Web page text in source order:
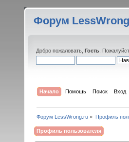
Форум
Добро пожаловать, Гость .
Начало Помощь Поиск Вход
Форум LessWrong.ru » Профиль
Профиль пользователя